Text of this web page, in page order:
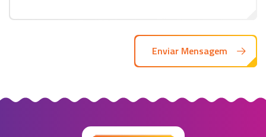
Enviar Mensagem